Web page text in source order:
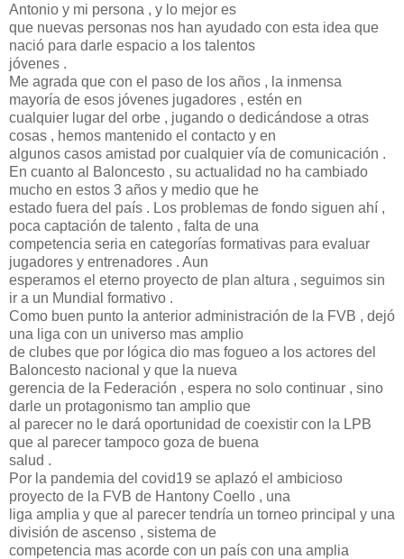
Antonio y mi persona , y lo mejor es
que nuevas personas nos han ayudado con esta idea que
nació para darle espacio a los talentos
jóvenes .
Me agrada que con el paso de los años , la inmensa
mayoría de esos jóvenes jugadores , estén en
cualquier lugar del orbe , jugando o dedicándose a otras
cosas , hemos mantenido el contacto y en
algunos casos amistad por cualquier vía de comunicación .
En cuanto al Baloncesto , su actualidad no ha cambiado
mucho en estos 3 años y medio que he
estado fuera del país . Los problemas de fondo siguen ahí ,
poca captación de talento , falta de una
competencia seria en categorías formativas para evaluar
jugadores y entrenadores . Aun
esperamos el eterno proyecto de plan altura , seguimos sin
ir a un Mundial formativo .
Como buen punto la anterior administración de la FVB , dejó
una liga con un universo mas amplio
de clubes que por lógica dio mas fogueo a los actores del
Baloncesto nacional y que la nueva
gerencia de la Federación , espera no solo continuar , sino
darle un protagonismo tan amplio que
al parecer no le dará oportunidad de coexistir con la LPB
que al parecer tampoco goza de buena
salud .
Por la pandemia del covid19 se aplazó el ambicioso
proyecto de la FVB de Hantony Coello , una
liga amplia y que al parecer tendría un torneo principal y una
división de ascenso , sistema de
competencia mas acorde con un país con una amplia